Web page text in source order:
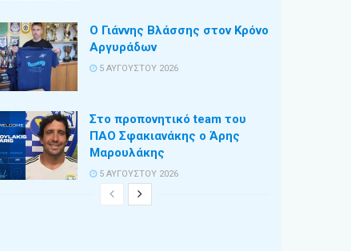
Ο Γιάννης Βλάσσης στον Κρόνο
Αργυράδων
5 ΑΥΓΟΎΣΤΟΥ 2026
Στο προπονητικό team του
ΠΑΟ Σφακιανάκης ο Άρης
Μαρουλάκης
5 ΑΥΓΟΎΣΤΟΥ 2026